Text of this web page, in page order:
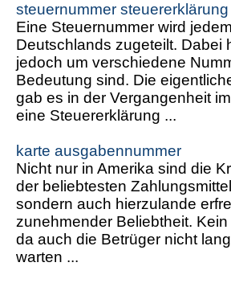
steuernummer steuererklärung
Eine Steuernummer wird
Deutschlands zugeteilt. Dabei
jedoch um verschiedene
Bedeutung sind. Die
gab es in der Vergangenheit
eine Steuererklärung ...
karte ausgabennummer
Nicht nur in Amerika sind die
der beliebtesten
sondern auch hierzulande
zunehmender Beliebtheit.
da auch die Betrüger nicht
warten ...